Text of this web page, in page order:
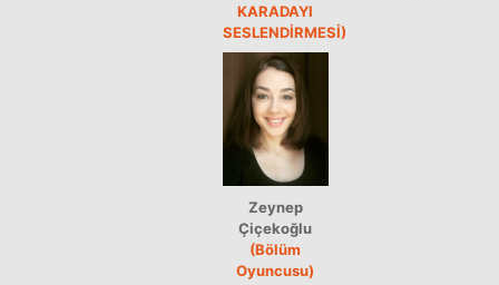
KARADAYI
SESLENDİRMESİ)
Zeynep
Çiçekoğlu
(Bölüm
Oyuncusu)